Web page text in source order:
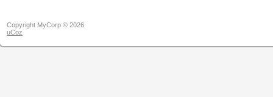
Copyright MyCorp © 2026
uCoz